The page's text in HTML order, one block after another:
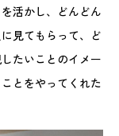
活かし、どんどん
見てもらって、ど
たいことのイメー
とをやってくれた